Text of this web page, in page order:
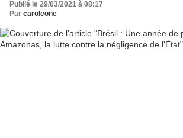
Publié le 29/03/2021 à 08:17
Par caroleone